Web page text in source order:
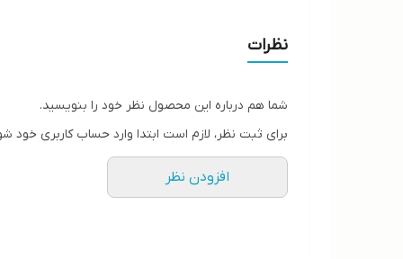
نظرات
شما هم درباره این محصول نظر خود را بنویسید.
برای ثبت نظر، لازم است ابتدا وارد حساب کاربری خود
افزودن نظر